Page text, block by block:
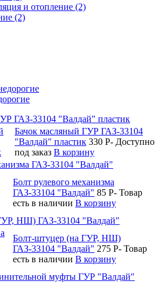
и отопление (2)
(2)
ГАЗ-33104 "Валдай" пластик
Бачок масляный ГУР ГАЗ-33104
"Валдай" пластик 330 P- Доступно
под заказ В корзину
ГАЗ-33104 "Валдай"
Болт рулевого механизма
ГАЗ-33104 "Валдай" 85 P- Товар
есть в наличии В корзину
НШ) ГАЗ-33104 "Валдай"
Болт-штуцер (на ГУР, НШ)
ГАЗ-33104 "Валдай" 275 P- Товар
есть в наличии В корзину
муфты ГУР "Валдай"